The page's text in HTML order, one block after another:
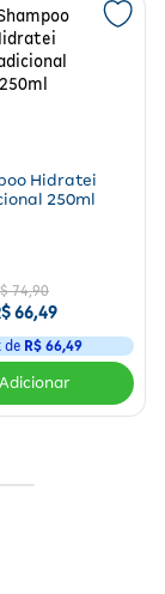
Hidratei
250ml
74,90
66,49
de R$ 66,49